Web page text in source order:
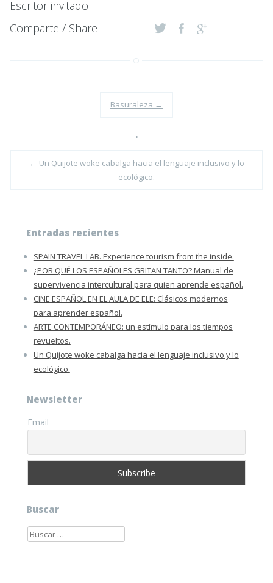
Escritor invitado
Comparte / Share
Basuraleza →
•
← Un Quijote woke cabalga hacia el lenguaje inclusivo y lo
ecológico.
Entradas recientes
SPAIN TRAVEL LAB. Experience tourism from the inside.
¿POR QUÉ LOS ESPAÑOLES GRITAN TANTO? Manual de
supervivencia intercultural para quien aprende español.
CINE ESPAÑOL EN EL AULA DE ELE: Clásicos modernos
para aprender español.
ARTE CONTEMPORÁNEO: un estímulo para los tiempos
revueltos.
Un Quijote woke cabalga hacia el lenguaje inclusivo y lo
ecológico.
Newsletter
Email
Buscar
Buscar: